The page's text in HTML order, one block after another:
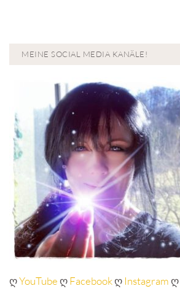
MEINE SOCIAL MEDIA KANÄLE!
ღYouTubeღFacebookღ Instagramღ